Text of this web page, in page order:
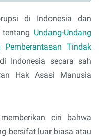
di Indonesia dan
Undang-Undang
Tindak
Indonesia secara sah
Hak Asasi Manusia
ciri bahwa
bersifat luar biasa atau